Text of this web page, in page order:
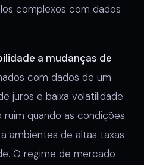
complexos com dados
a mudanças de
com dados de um
juros e baixa volatilidade
quando as condições
ambientes de altas taxas
O regime de mercado